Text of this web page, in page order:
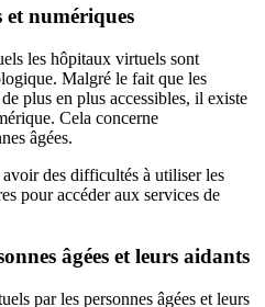
et numériques
les hôpitaux virtuels sont
Malgré le fait que les
plus en plus accessibles, il existe
Cela concerne
âgées.
des difficultés à utiliser les
pour accéder aux services de
âgées et leurs aidants
par les personnes âgées et leurs